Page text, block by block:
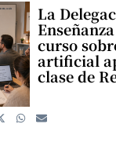
La
curso
artificial
clase de